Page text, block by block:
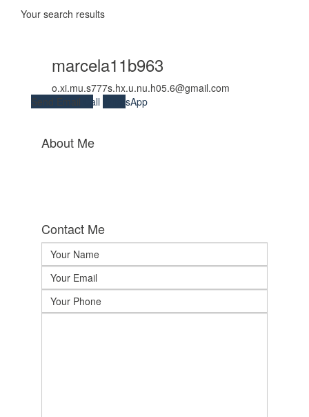
Your search results
marcela11b963
o.xi.mu.s777s.hx.u.nu.h05.6@gmail.com
Send Email
Call WhatsApp
About Me
Contact Me